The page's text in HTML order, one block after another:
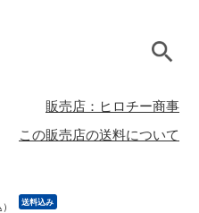
販売店：ヒロチー商事
この販売店の送料について
送料込み